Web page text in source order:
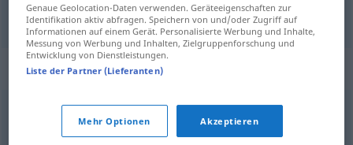
Synonyme für "nüchtern"
Genaue Geolocation-Daten verwenden. Geräteeigenschaften zur
Identifikation aktiv abfragen. Speichern von und/oder Zugriff auf
Informationen auf einem Gerät. Personalisierte Werbung und Inhalte,
Messung von Werbung und Inhalten, Zielgruppenforschung und
Entwicklung von Dienstleistungen.
Liste der Partner (Lieferanten)
Mehr Optionen Akzeptieren